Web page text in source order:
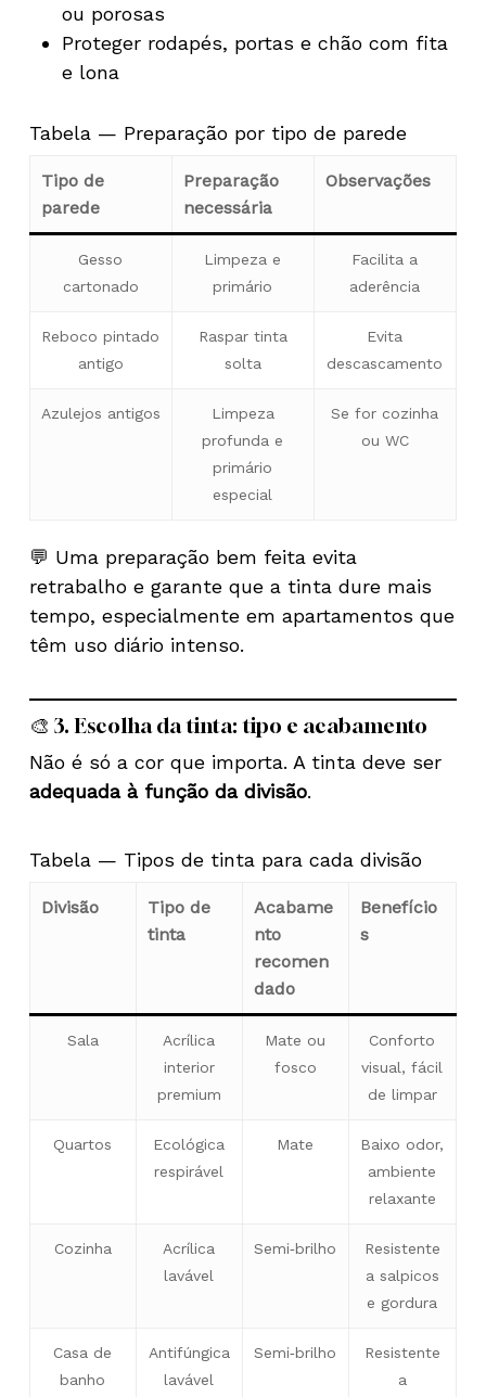
ou porosas
Proteger rodapés, portas e chão com fita
e lona
Tabela — Preparação por tipo de parede
Tipo de
parede
Preparação
necessária
Observações
Gesso
cartonado
Limpeza e
primário
Facilita a
aderência
Reboco pintado
antigo
Raspar tinta
solta
Evita
descascamento
Azulejos antigos
Limpeza
profunda e
primário
especial
Se for cozinha
ou WC
💬 Uma preparação bem feita evita
retrabalho e garante que a tinta dure mais
tempo, especialmente em apartamentos que
têm uso diário intenso.
🎨 3. Escolha da tinta: tipo e acabamento
Não é só a cor que importa. A tinta deve ser
adequada à função da divisão.
Tabela — Tipos de tinta para cada divisão
Divisão
Tipo de
tinta
Acabame
nto
recomen
dado
Benefício
s
Sala
Acrílica
interior
premium
Mate ou
fosco
Conforto
visual, fácil
de limpar
Quartos
Ecológica
respirável
Mate
Baixo odor,
ambiente
relaxante
Cozinha
Acrílica
lavável
Semi‑brilho
Resistente
a salpicos
e gordura
Casa de
banho
Antifúngica
lavável
Semi‑brilho
Resistente
a